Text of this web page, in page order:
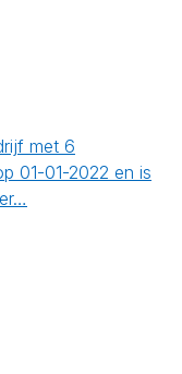
met 6
01-01-2022 en is